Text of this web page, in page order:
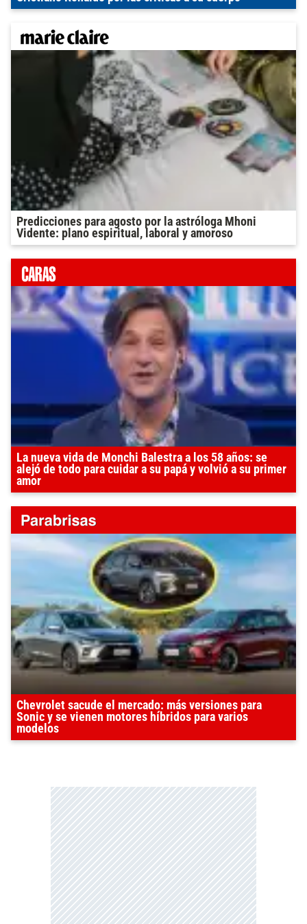
Predicciones para agosto por la astróloga Mhoni
Vidente: plano espiritual, laboral y amoroso
La nueva vida de Monchi Balestra a los 58 años: se
alejó de todo para cuidar a su papá y volvió a su primer
amor
Chevrolet sacude el mercado: más versiones para
Sonic y se vienen motores híbridos para varios
modelos